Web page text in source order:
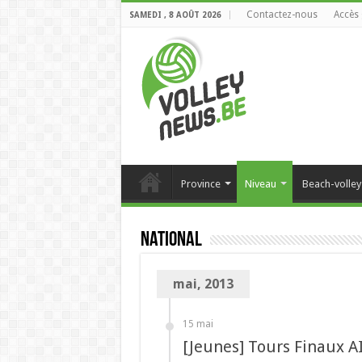
SAMEDI , 8 AOÛT 2026 Contactez-nous
Province Niveau Beach-volley
National
mai, 2013
15 mai
[Jeunes] Tours Finaux